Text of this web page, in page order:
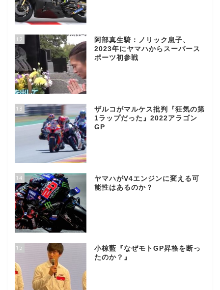
12
阿部真生騎：ノリック息子、
2023年にヤマハからスーパース
ポーツ初参戦
13
ザルコがマルケス批判『狂気の第
1ラップだった』2022アラゴン
GP
14
ヤマハがV4エンジンに変える可
能性はあるのか？
15
小椋藍『なぜモトGP昇格を断っ
たのか？』